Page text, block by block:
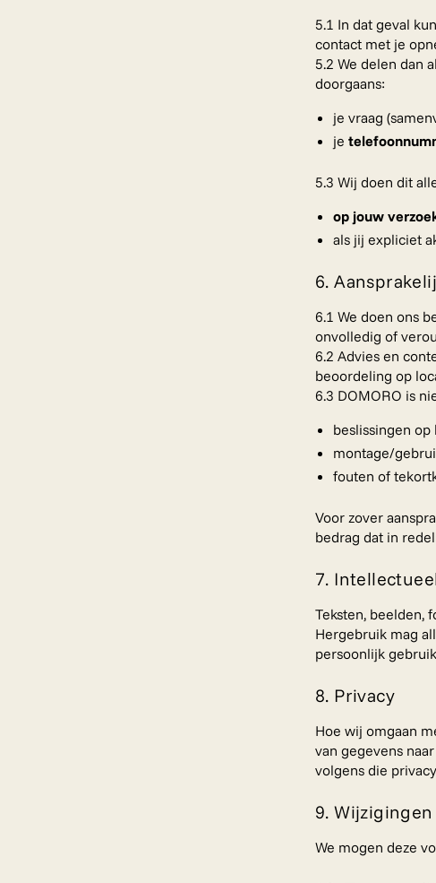
5.1 In dat geval
contact met je
5.2 We delen dan
doorgaans:
je vraag
je
5.3 Wij doen dit
op jouw
als jij expliciet
6.
6.1 We doen ons
onvolledig of
6.2 Advies en
beoordeling op
6.3 DOMORO is
beslissingen
montage/
fouten of
Voor zover
bedrag dat in
7.
Teksten, beelden,
Hergebruik mag
persoonlijk
8. Privacy
Hoe wij omgaan
van gegevens
volgens die
9. Wijzigingen
We mogen deze